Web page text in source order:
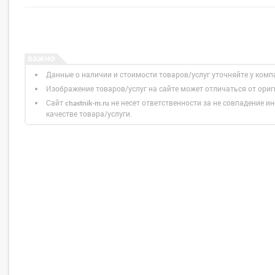
Данные о наличии и стоимости товаров/услуг уточняйте у
Изображение товаров/услуг на сайте может отличаться от
Сайт chastnik-m.ru не несет ответственности за не совпадение
качестве товара/услуги.